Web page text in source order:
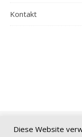
Kontakt
© 2026 Spreeblogger
Diese Website